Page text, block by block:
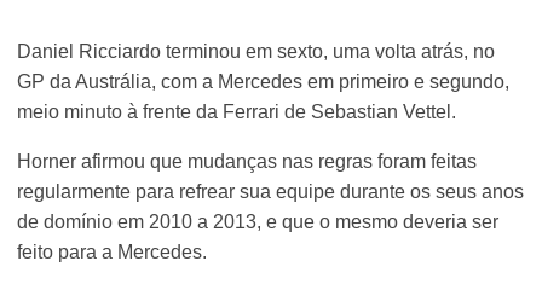
Daniel Ricciardo terminou em sexto, uma volta atrás, no
GP da Austrália, com a Mercedes em primeiro e segundo,
meio minuto à frente da Ferrari de Sebastian Vettel.
Horner afirmou que mudanças nas regras foram feitas
regularmente para refrear sua equipe durante os seus anos
de domínio em 2010 a 2013, e que o mesmo deveria ser
feito para a Mercedes.